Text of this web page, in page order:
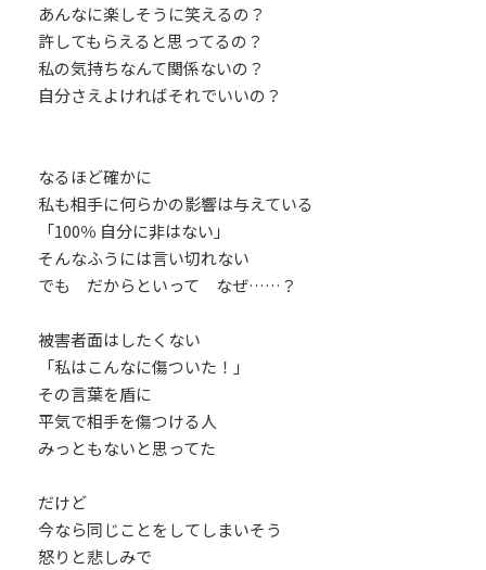
あんなに楽しそうに笑えるの？
許してもらえると思ってるの？
私の気持ちなんて関係ないの？
自分さえよければそれでいいの？
なるほど確かに
私も相手に何らかの影響は与えている
「100％ 自分に非はない」
そんなふうには言い切れない
でも だからといって なぜ……？
被害者面はしたくない
「私はこんなに傷ついた！」
その言葉を盾に
平気で相手を傷つける人
みっともないと思ってた
だけど
今なら同じことをしてしまいそう
怒りと悲しみで